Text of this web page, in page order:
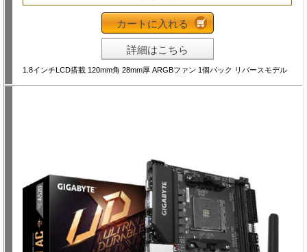
カートに入れる
詳細はこちら
1.8インチLCD搭載 120mm角 28mm厚 ARGBファン 1個パック リバースモデル